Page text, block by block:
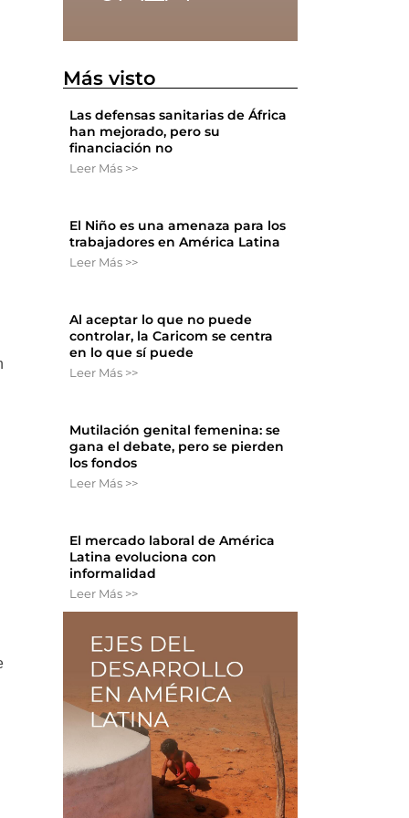
Más visto
Las defensas sanitarias de África
han mejorado, pero su
financiación no
Leer Más >>
El Niño es una amenaza para los
trabajadores en América Latina
Leer Más >>
Al aceptar lo que no puede
controlar, la Caricom se centra
en lo que sí puede
Leer Más >>
Mutilación genital femenina: se
gana el debate, pero se pierden
los fondos
Leer Más >>
El mercado laboral de América
Latina evoluciona con
informalidad
Leer Más >>